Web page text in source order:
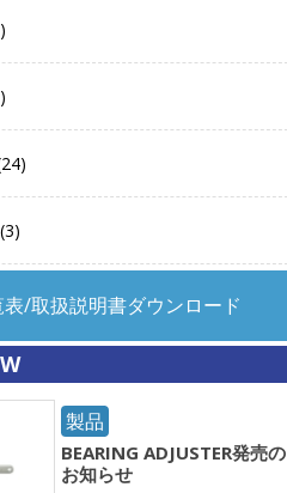
/取扱説明書ダウンロード
製品
BEARING ADJUSTER発売の
お知らせ